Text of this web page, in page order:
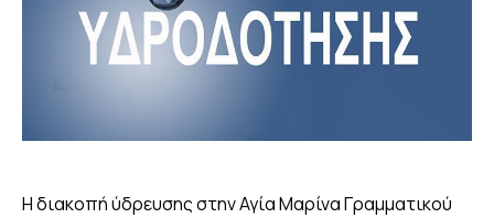
Η διακοπή ύδρευσης στην Αγία Μαρίνα Γραμματικού